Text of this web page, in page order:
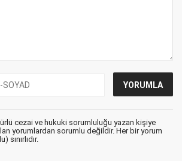
cezai ve hukuki sorumluluğu yazan kişiye
yorumlardan sorumlu değildir. Her bir yorum
sınırlıdır.